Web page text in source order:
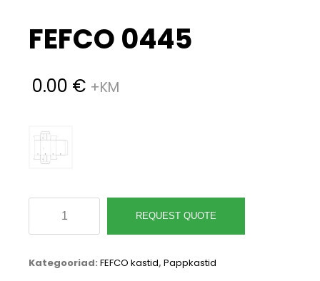
FEFCO 0445
0.00 €
REQUEST QUOTE
Kategooriad: FEFCO kastid, Pappkastid